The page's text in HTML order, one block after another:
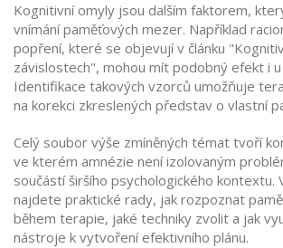
Kognitivní omyly jsou dalším faktorem,
vnímání paměťových mezer. Například
popření, které se objevují v článku
závislostech", mohou mít podobný efekt i u
Identifikace takových vzorců umožňuje
na korekci zkreslených představ o vlastní
Celý soubor výše zmíněných témat tvoří
ve kterém amnézie není izolovaným
součástí širšího psychologického kontextu.
najdete praktické rady, jak rozpoznat
během terapie, jaké techniky zvolit a jak
nástroje k vytvoření efektivního plánu.